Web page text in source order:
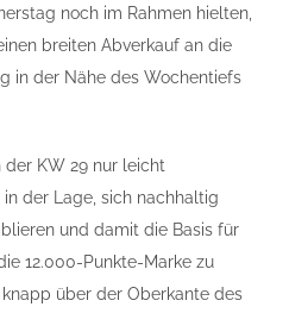
noch im Rahmen hielten,
breiten Abverkauf an die
in der Nähe des Wochentiefs
der KW 29 nur leicht
der Lage, sich nachhaltig
und damit die Basis für
12.000-Punkte-Marke zu
über der Oberkante des